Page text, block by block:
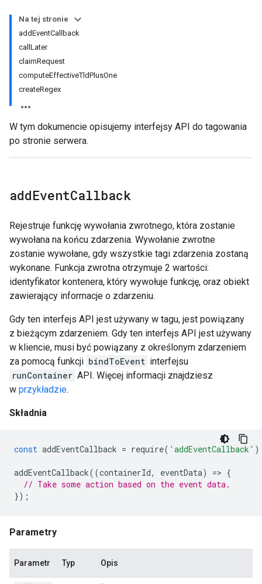
Na tej stronie
addEventCallback
callLater
claimRequest
computeEffectiveTldPlusOne
createRegex
W tym dokumencie opisujemy interfejsy API do tagowania
po stronie serwera.
addEventCallback
Rejestruje funkcję wywołania zwrotnego, która zostanie
wywołana na końcu zdarzenia. Wywołanie zwrotne
zostanie wywołane, gdy wszystkie tagi zdarzenia zostaną
wykonane. Funkcja zwrotna otrzymuje 2 wartości:
identyfikator kontenera, który wywołuje funkcję, oraz obiekt
zawierający informacje o zdarzeniu.
Gdy ten interfejs API jest używany w tagu, jest powiązany
z bieżącym zdarzeniem. Gdy ten interfejs API jest używany
w kliencie, musi być powiązany z określonym zdarzeniem
za pomocą funkcji bindToEvent interfejsu
runContainer API. Więcej informacji znajdziesz
w przykładzie.
Składnia
const addEventCallback = require( 'addEventCallback'
addEventCallback((containerId, eventData) => {
// Take some action based on the event data.
});
Parametry
Parametr Typ Opis